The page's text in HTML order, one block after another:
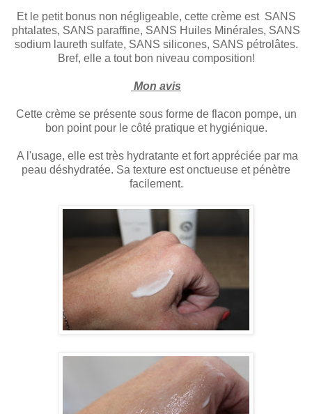
Et le petit bonus non négligeable, cette crème est SANS
phtalates, SANS paraffine, SANS Huiles Minérales, SANS
sodium laureth sulfate, SANS silicones, SANS pétrolâtes.
Bref, elle a tout bon niveau composition!
Mon avis
Cette crème se présente sous forme de flacon pompe, un
bon point pour le côté pratique et hygiénique.
A l'usage, elle est très hydratante et fort appréciée par ma
peau déshydratée. Sa texture est onctueuse et pénètre
facilement.